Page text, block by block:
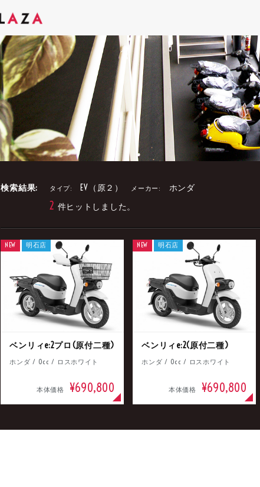
検索結果: タイプ: EV（原２） メーカー: ホンダ
2 件ヒットしました。
ベンリィe:2プロ(原付二種)
ホンダ / 0cc / ロスホワイト
本体価格 ¥690,800
NEW 明石店
ベンリィe:2(原付二種)
ホンダ / 0cc / ロスホワイト
本体価格 ¥690,800
NEW 明石店
中古車
タイプ
メーカー
排気量